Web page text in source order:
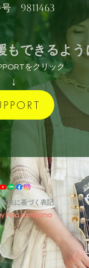
号 9811463
もできるよう
をクリック
↓
法に基づく表記
Misa kamiyama